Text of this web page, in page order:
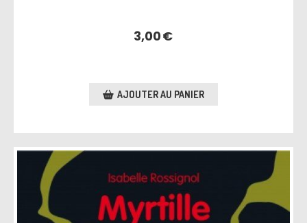
3,00€
AJOUTER AU PANIER